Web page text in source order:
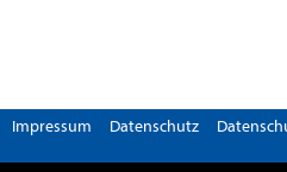
Impressum Datenschutz